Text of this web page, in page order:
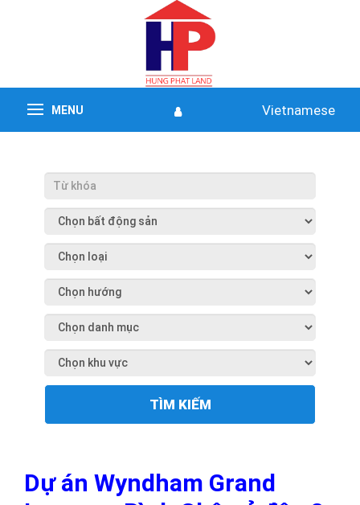
MENU Vietnamese
TÌM KIẾM
Dự án Wyndham Grand